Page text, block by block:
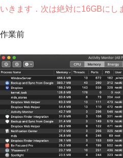
いきます．次は絶対に16GBにし
作業前